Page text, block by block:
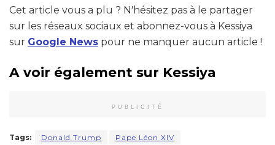
Cet article vous a plu ? N'hésitez pas à le partager
sur les réseaux sociaux et abonnez-vous à Kessiya
sur Google News pour ne manquer aucun article !
A voir également sur Kessiya
PUBLICITÉ
Tags: Donald Trump Pape Léon XIV